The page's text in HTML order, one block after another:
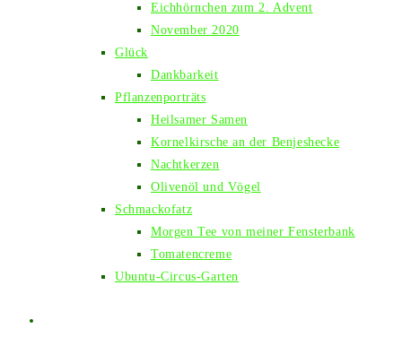
Eichhörnchen zum 2. Advent
November 2020
Glück
Dankbarkeit
Pflanzenporträts
Heilsamer Samen
Kornelkirsche an der Benjeshecke
Nachtkerzen
Olivenöl und Vögel
Schmackofatz
Morgen Tee von meiner Fensterbank
Tomatencreme
Ubuntu-Circus-Garten